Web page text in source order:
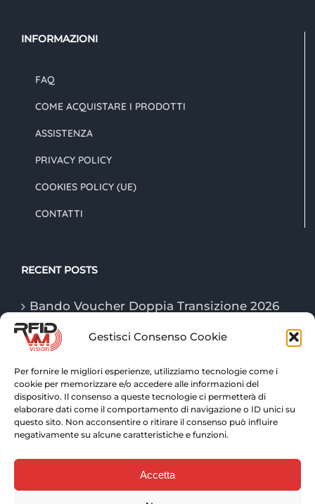
Gestisci Consenso Cookie
Per fornire le migliori esperienze, utilizziamo tecnologie come i
cookie per memorizzare e/o accedere alle informazioni del
dispositivo. Il consenso a queste tecnologie ci permetterà di
elaborare dati come il comportamento di navigazione o ID unici su
questo sito. Non acconsentire o ritirare il consenso può influire
negativamente su alcune caratteristiche e funzioni.
Accetta
INFORMAZIONI
FAQ
COME ACQUISTARE I PRODOTTI
ASSISTENZA
PRIVACY POLICY
COOKIES POLICY (UE)
CONTATTI
RECENT POSTS
Bando Voucher Doppia Transizione 2026
Le tecnologie “Game Changer” della
Tecnologie RFID: tracciabilità e controllo
avanzato per la logistica di magazzino